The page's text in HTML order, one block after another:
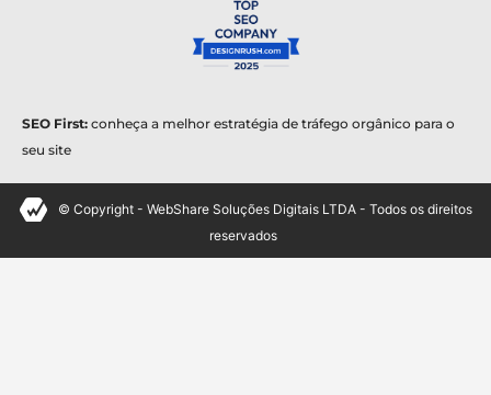
SEO First: conheça a melhor estratégia de tráfego orgânico para o
seu site
© Copyright - WebShare Soluções Digitais LTDA - Todos os direitos
reservados